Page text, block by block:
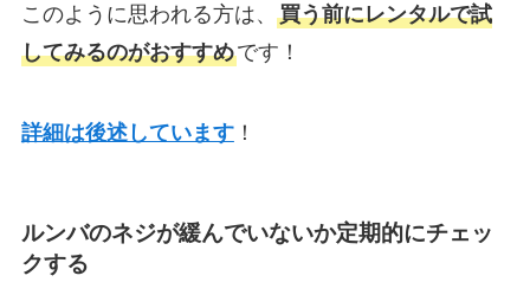
このように思われる方は、 買う前にレンタルで試
してみるのがおすすめです！
詳細は後述しています！
ルンバのネジが緩んでいないか定期的にチェッ
クする